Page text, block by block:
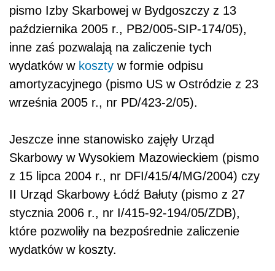
pismo Izby Skarbowej w Bydgoszczy z 13
października 2005 r., PB2/005-SIP-174/05),
inne zaś pozwalają na zaliczenie tych
wydatków w koszty w formie odpisu
amortyzacyjnego (pismo US w Ostródzie z 23
września 2005 r., nr PD/423-2/05).
Jeszcze inne stanowisko zajęły Urząd
Skarbowy w Wysokiem Mazowieckiem (pismo
z 15 lipca 2004 r., nr DFI/415/4/MG/2004) czy
II Urząd Skarbowy Łódź Bałuty (pismo z 27
stycznia 2006 r., nr I/415-92-194/05/ZDB),
które pozwoliły na bezpośrednie zaliczenie
wydatków w koszty.